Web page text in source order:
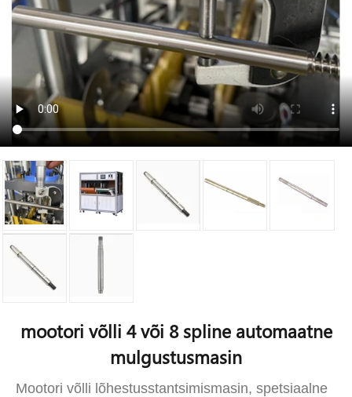
mootori võlli 4 või 8 spline automaatne
mulgustusmasin
Mootori võlli lõhestusstantsimismasin, spetsiaalne